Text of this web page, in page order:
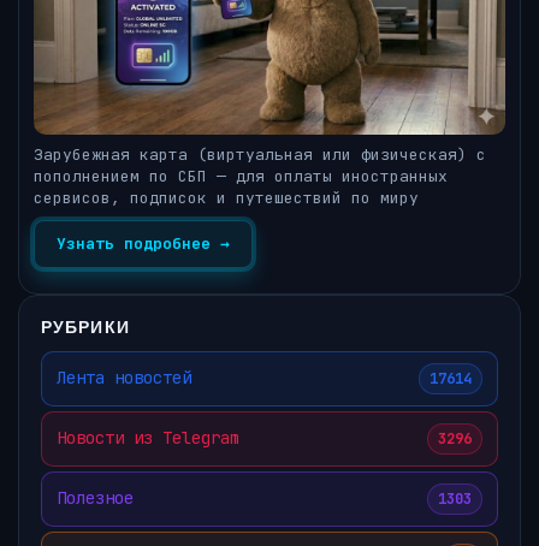
Зарубежная карта (виртуальная или физическая) с
пополнением по СБП — для оплаты иностранных
сервисов, подписок и путешествий по миру
Узнать подробнее →
РУБРИКИ
Лента новостей 17614
Новости из Telegram 3296
Полезное 1303